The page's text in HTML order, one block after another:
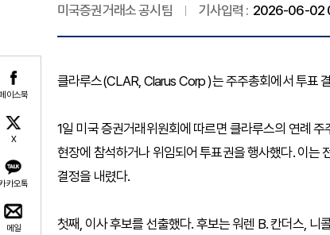
이스북
X
카오톡
메일
미국증권거래소 공시팀 기사입력 : 2026-06-02
클라루스(CLAR, Clarus Corp )는 주주총회에서 투표
1일 미국 증권거래위원회에 따르면 클라루스의 연례
현장에 참석하거나 위임되어 투표권을 행사했다. 이
결정을 내렸다.
첫째, 이사 후보를 선출했다. 후보는 워렌 B. 칸더스, 니